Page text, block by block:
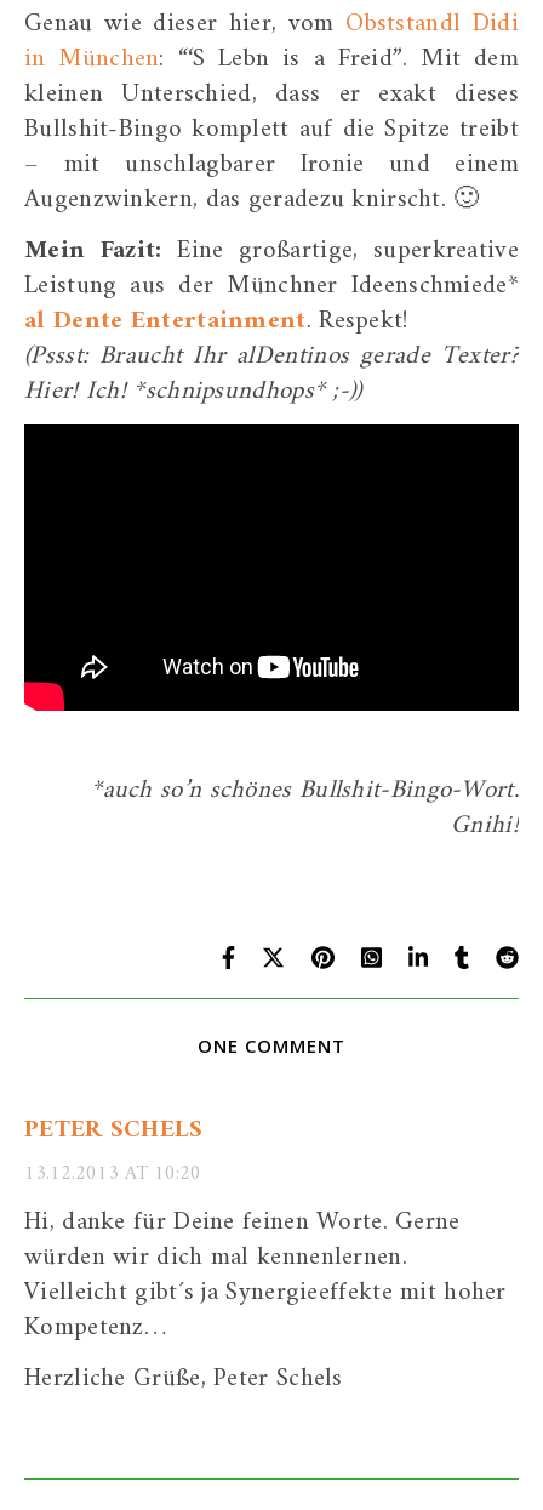
Genau wie dieser hier, vom Obststandl Didi
in München: “‘S Lebn is a Freid”. Mit dem
kleinen Unterschied, dass er exakt dieses
Bullshit-Bingo komplett auf die Spitze treibt
– mit unschlagbarer Ironie und einem
Augenzwinkern, das geradezu knirscht. 🙂
Mein Fazit: Eine großartige, superkreative
Leistung aus der Münchner Ideenschmiede*
al Dente Entertainment. Respekt!
(Pssst: Braucht Ihr alDentinos gerade Texter?
Hier! Ich! *schnipsundhops* ;-))
*auch so’n schönes Bullshit-Bingo-Wort.
Gnihi!
ONE COMMENT
PETER SCHELS
13.12.2013 AT 10:20
Hi, danke für Deine feinen Worte. Gerne
würden wir dich mal kennenlernen.
Vielleicht gibt´s ja Synergieeffekte mit hoher
Kompetenz…
Herzliche Grüße, Peter Schels